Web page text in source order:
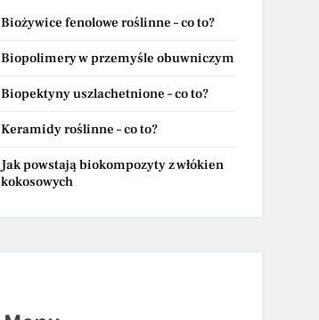
Biożywice fenolowe roślinne – co to?
Biopolimery w przemyśle obuwniczym
Biopektyny uszlachetnione – co to?
Keramidy roślinne – co to?
Jak powstają biokompozyty z włókien
kokosowych